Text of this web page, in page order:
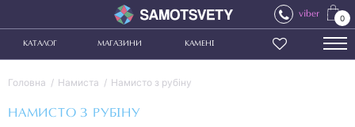
viber 0
КАТАЛОГ МАГАЗИНИ КАМЕНІ
Головна Намиста Намисто з рубіну
НАМИСТО З РУБІНУ